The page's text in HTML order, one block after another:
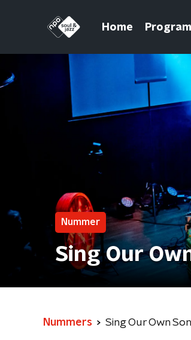
Home
Nummer
Sing Our
Nummers Sing Our Own